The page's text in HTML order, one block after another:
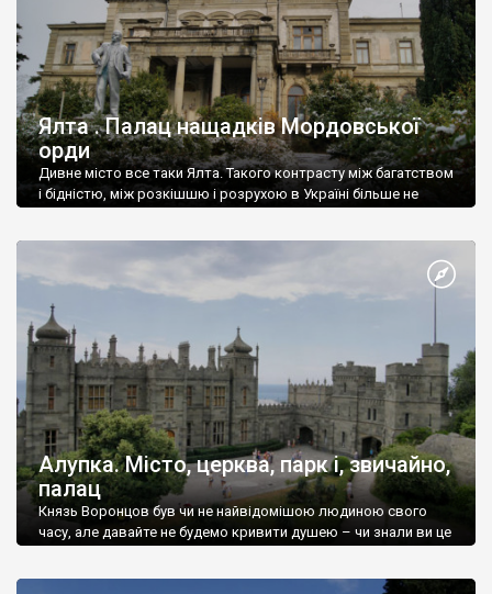
Ялта . Палац нащадків Мордовської
орди
Дивне місто все таки Ялта. Такого контрасту між багатством
і бідністю, між розкішшю і розрухою в Україні більше не
Алупка. Місто, церква, парк і, звичайно,
палац
Князь Воронцов був чи не найвідомішою людиною свого
часу, але давайте не будемо кривити душею – чи знали ви це